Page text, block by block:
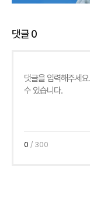
댓글0
0 / 300